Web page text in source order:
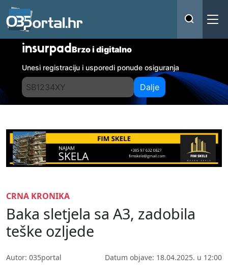
insurpadBrzo i digitalno
Unesi registraciju i usporedi ponude osiguranja
Dalje
CRNA KRONIKA
Baka sletjela sa A3, zadobila
teške ozljede
Autor: 035portal Datum objave: 18.04.2025. u 12:00